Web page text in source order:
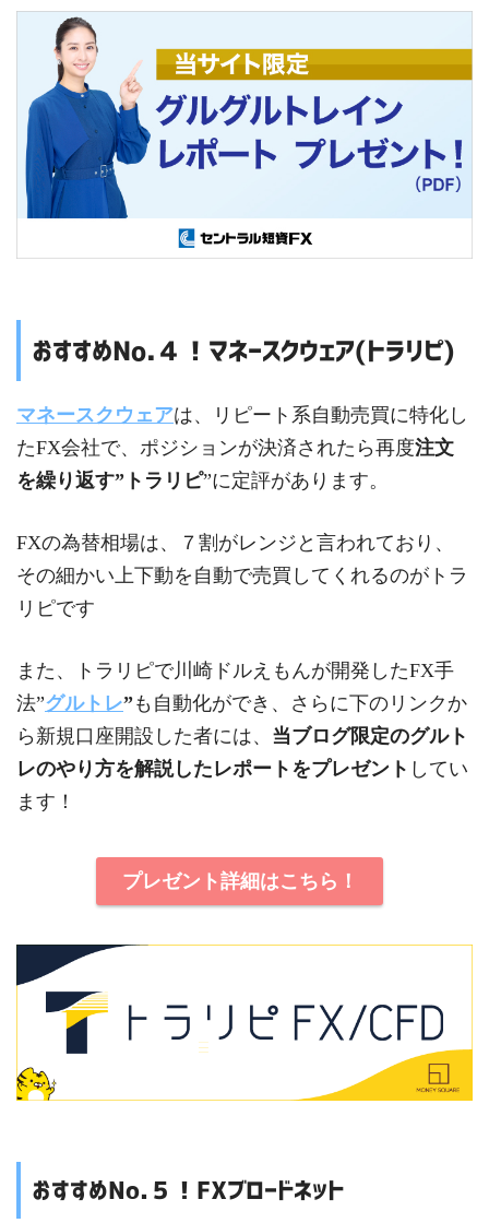
おすすめNo.４！マネースクウェア(トラリピ)
マネースクウェアは、リピート系自動売買に特化し
たFX会社で、ポジションが決済されたら再度注文
を繰り返す”トラリピ”に定評があります。
FXの為替相場は、７割がレンジと言われており、
その細かい上下動を自動で売買してくれるのがトラ
リピです
また、トラリピで川崎ドルえもんが開発したFX手
法”グルトレ”も自動化ができ、さらに下のリンクか
ら新規口座開設した者には、 当ブログ限定のグルト
レのやり方を解説したレポートをプレゼント してい
ます！
プレゼント詳細はこちら！
おすすめNo.５！FXブロードネット